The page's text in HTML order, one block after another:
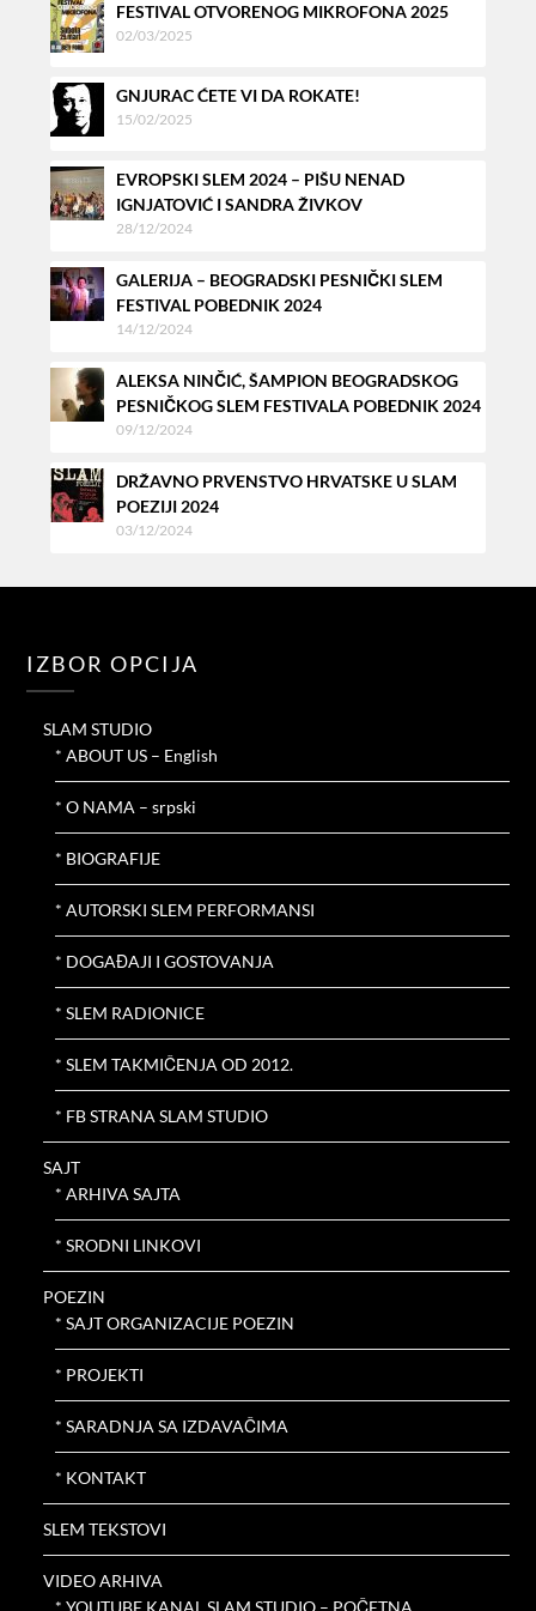
FESTIVAL OTVORENOG MIKROFONA 2025
02/03/2025
GNJURAC ĆETE VI DA ROKATE!
15/02/2025
EVROPSKI SLEM 2024 – PIŠU NENAD
IGNJATOVIĆ I SANDRA ŽIVKOV
28/12/2024
GALERIJA – BEOGRADSKI PESNIČKI SLEM
FESTIVAL POBEDNIK 2024
14/12/2024
ALEKSA NINČIĆ, ŠAMPION BEOGRADSKOG
PESNIČKOG SLEM FESTIVALA POBEDNIK 2024
09/12/2024
DRŽAVNO PRVENSTVO HRVATSKE U SLAM
POEZIJI 2024
03/12/2024
IZBOR OPCIJA
SLAM STUDIO
* ABOUT US – English
* O NAMA – srpski
* BIOGRAFIJE
* AUTORSKI SLEM PERFORMANSI
* DOGAĐAJI I GOSTOVANJA
* SLEM RADIONICE
* SLEM TAKMIČENJA OD 2012.
* FB STRANA SLAM STUDIO
SAJT
* ARHIVA SAJTA
* SRODNI LINKOVI
POEZIN
* SAJT ORGANIZACIJE POEZIN
* PROJEKTI
* SARADNJA SA IZDAVAČIMA
* KONTAKT
SLEM TEKSTOVI
VIDEO ARHIVA